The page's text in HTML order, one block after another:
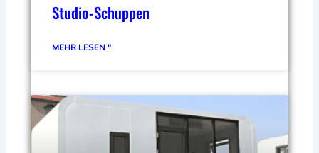
Studio-Schuppen
MEHR LESEN "